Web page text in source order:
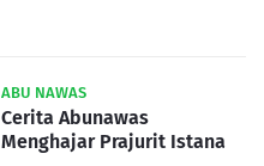
ABU NAWAS
Cerita Abunawas
Menghajar Prajurit Istana